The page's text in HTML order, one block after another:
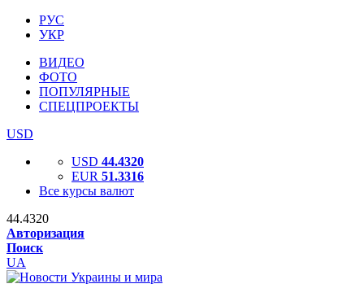
РУС
УКР
ВИДЕО
ФОТО
ПОПУЛЯРНЫЕ
СПЕЦПРОЕКТЫ
USD
USD 44.4320
EUR 51.3316
Все курсы валют
44.4320
Авторизация
Поиск
UA